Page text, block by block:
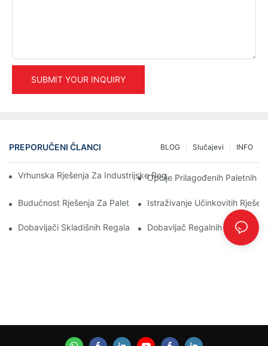
SUBMIT YOUR INQUIRY
PREPORUČENI ČLANCI INFO
Slučajevi
BLOG
Vrhunska Rješenja Za Industrijske Regale Za Učinkovito
Opcije Prilagođenih Paletnih
Budućnost Rješenja Za Paletne Regale: Trendovi I Inovacije
Istraživanje Učinkovitih
Dobavljači Skladišnih Regala: Na Što Treba Paziti
Dobavljač Regalnih Sustava: